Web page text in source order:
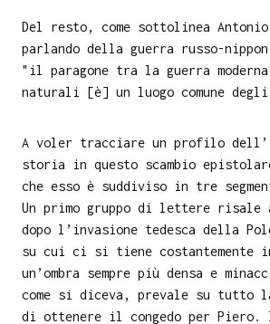
Del resto, come sottolinea
parlando della guerra russo-
"il paragone tra la guerra
naturali [è] un luogo comune
A voler tracciare un profilo
storia in questo scambio
che esso è suddiviso in tre
Un primo gruppo di lettere risale
dopo l’invasione tedesca della
su cui ci si tiene costantemente
un’ombra sempre più densa e
come si diceva, prevale su tutto
di ottenere il congedo per Piero.